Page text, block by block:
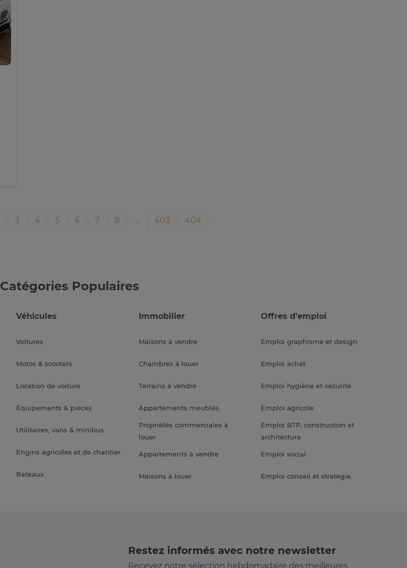
3 4 5 6 7 8 ... 403 404
Catégories Populaires
Véhicules
Voitures
Motos & scooters
Location de voiture
Équipements & pièces
Utilitaires, vans & minibus
Engins agricoles et de chantier
Bateaux
Immobilier
Maisons à vendre
Chambres à louer
Terrains à vendre
Appartements meublés
Propriétés commerciales à
louer
Appartements à vendre
Maisons à louer
Offres d'emploi
Emploi graphisme et design
Emploi achat
Emploi hygiène et sécurité
Emploi agricole
Emploi BTP, construction et
architecture
Emploi social
Emploi conseil et stratégie
Restez informés avec notre newsletter
Recevez notre sélection hebdomadaire des meilleures